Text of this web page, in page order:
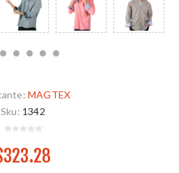
MAGTEX
Sku: 1342